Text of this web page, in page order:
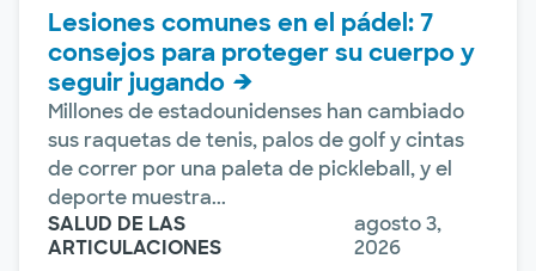
Lesiones comunes en el pádel: 7
consejos para proteger su cuerpo y
seguir jugando
Millones de estadounidenses han cambiado
sus raquetas de tenis, palos de golf y cintas
de correr por una paleta de pickleball, y el
deporte muestra...
SALUD DE LAS
ARTICULACIONES
agosto 3,
2026